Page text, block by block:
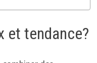
et tendance?